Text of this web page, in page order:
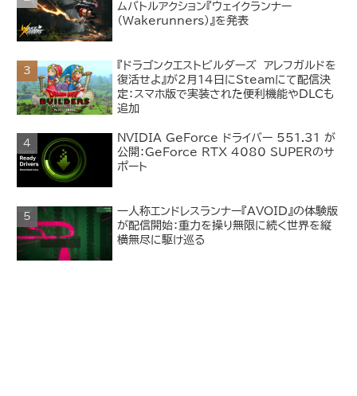
ムバトルアクション『ウェイクランナー
（Wakerunners）』を発表
『ドラゴンクエストビルダーズ アレフガルドを
復活せよ』が2月14日にSteamにて配信決
定：スマホ版で実装された便利機能やDLCも
追加
NVIDIA GeForce ドライバー 551.31 が
公開：GeForce RTX 4080 SUPERのサ
ポート
一人称エンドレスランナー『AVOID』の体験版
が配信開始：重力を操り無限に続く世界を縦
横無尽に駆け巡る